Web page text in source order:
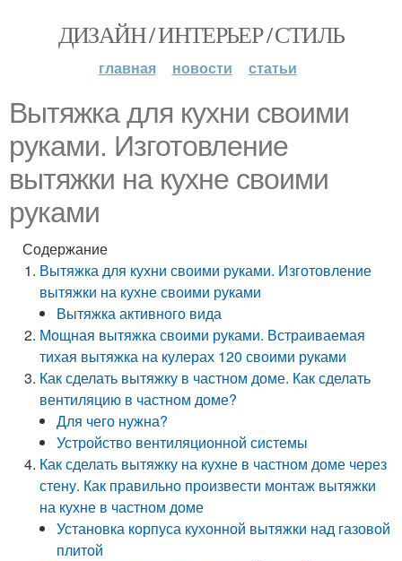
ДИЗАЙН / ИНТЕРЬЕР / СТИЛЬ
главная новости статьи
Вытяжка для кухни своими
руками. Изготовление
вытяжки на кухне своими
руками
Содержание
Вытяжка для кухни своими руками. Изготовление
вытяжки на кухне своими руками
Вытяжка активного вида
Мощная вытяжка своими руками. Встраиваемая
тихая вытяжка на кулерах 120 своими руками
Как сделать вытяжку в частном доме. Как сделать
вентиляцию в частном доме?
Для чего нужна?
Устройство вентиляционной системы
Как сделать вытяжку на кухне в частном доме через
стену. Как правильно произвести монтаж вытяжки
на кухне в частном доме
Установка корпуса кухонной вытяжки над газовой
плитой